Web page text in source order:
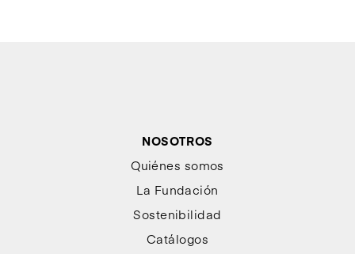
NOSOTROS
Quiénes somos
La Fundación
Sostenibilidad
Catálogos